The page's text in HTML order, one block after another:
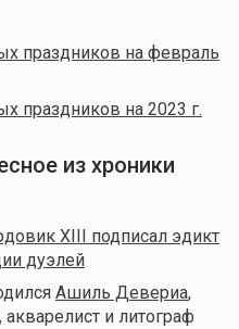
праздников на февраль
праздников на 2023 г.
из хроники
XIII подписал эдикт
дуэлей
Ашиль Девериа,
и литограф